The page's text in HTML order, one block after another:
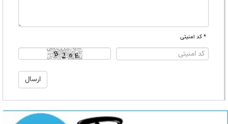
* کد امنیتی